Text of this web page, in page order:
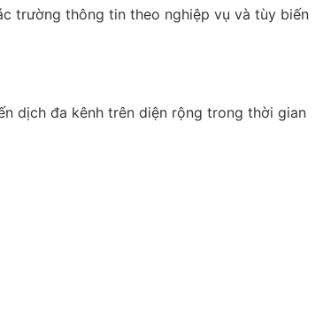
trường thông tin theo nghiệp vụ và tùy biến
dịch đa kênh trên diện rộng trong thời gian